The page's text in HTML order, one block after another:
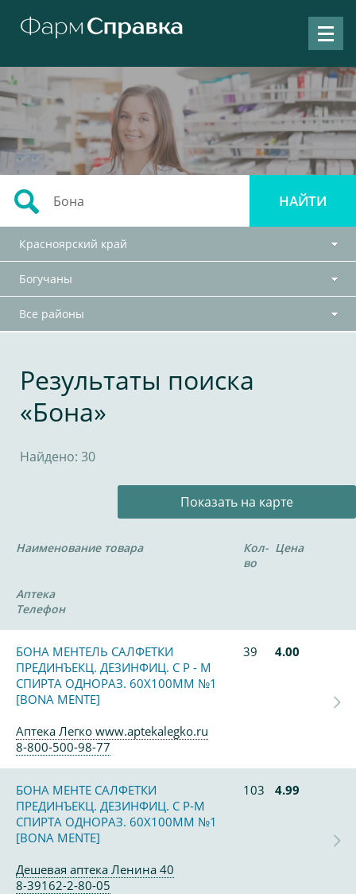
Красноярский край
Богучаны
Все районы
Результаты поиска
«Бона»
Найдено: 30
Показать на карте
Наименование товара
Кол-
во
Цена
Аптека
Телефон
БОНА МЕНТЕЛЬ САЛФЕТКИ
ПРЕДИНЪЕКЦ. ДЕЗИНФИЦ. С Р - М
СПИРТА ОДНОРАЗ. 60Х100ММ №1
[BONA MENTE]
39 4.00
Аптека Легко www.aptekalegko.ru
8-800-500-98-77
БОНА МЕНТЕ САЛФЕТКИ
ПРЕДИНЪЕКЦ. ДЕЗИНФИЦ. С Р-М
СПИРТА ОДНОРАЗ. 60Х100ММ №1
[BONA MENTE]
103 4.99
Дешевая аптека Ленина 40
8-39162-2-80-05